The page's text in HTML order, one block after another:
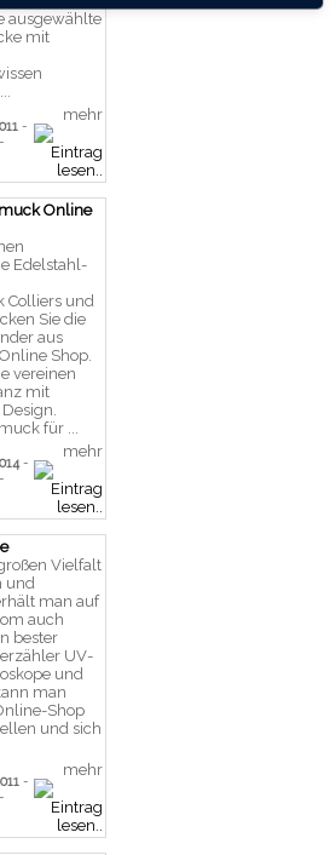
ausgewählte
mit
-
-
mehr
Online
Edelstahl-
Colliers und
Sie die
aus
Shop.
vereinen
mit
für ...
-
mehr
Vielfalt
und
man auf
auch
bester
UV-
und
man
Shop
und sich
-
mehr